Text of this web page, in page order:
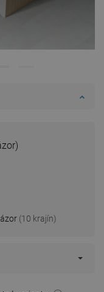
(10 krajín)